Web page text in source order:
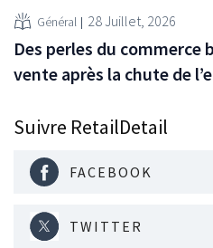
Général 28 Juillet, 2026
Des perles du commerce
vente après la chute de
Suivre RetailDetail
FACEBOOK
TWITTER